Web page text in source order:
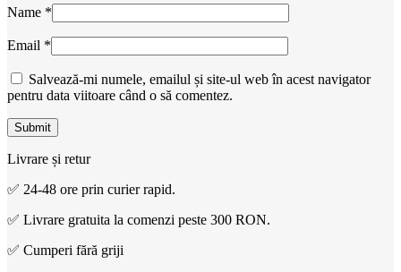
Name *
Email *
Salvează-mi numele, emailul și site-ul web în acest navigator
pentru data viitoare când o să comentez.
Livrare și retur
✅ 24-48 ore prin curier rapid.
✅ Livrare gratuita la comenzi peste 300 RON.
✅ Cumperi fără griji